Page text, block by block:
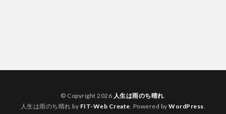
© Copyright 2026 人生は雨のち晴れ.
人生は雨のち晴れ by FIT-Web Create. Powered byWordPress.